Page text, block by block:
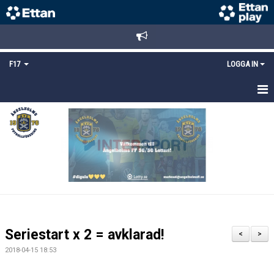
F17 LOGGA IN
HEM
NYHETER
DOKUMENT
>
<
Seriestart x 2 = avklarad!
2018-04-15 18:53